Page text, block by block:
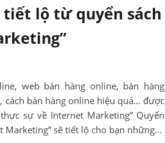
lộ từ quyển sách
web bán hàng online, bán hàng
cách bán hàng online hiệu quả… được
sự về Internet Marketing” Quyển
sẽ tiết lộ cho bạn những...